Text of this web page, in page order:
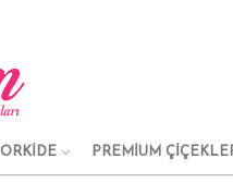
ORKİDE PREMİUM